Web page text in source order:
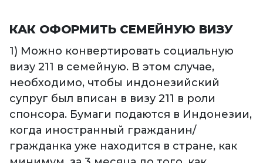
КАК ОФОРМИТЬ СЕМЕЙНУЮ ВИЗУ
1) Можно конвертировать социальную
визу 211 в семейную. В этом случае,
необходимо, чтобы индонезийский
супруг был вписан в визу 211 в роли
спонсора. Бумаги подаются в Индонезии,
когда иностранный гражданин/
гражданка уже находится в стране, как